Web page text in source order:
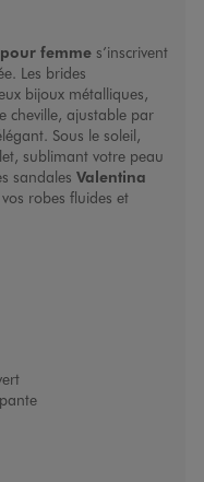
femmes’inscrivent
Les brides
bijoux métalliques,
cheville, ajustable par
Sous le soleil,
sublimant votre peau
sandales Valentina
robes fluides et